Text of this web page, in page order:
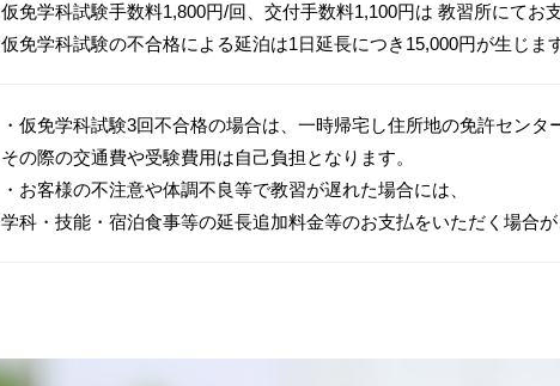
仮免学科試験手数料1,800円/回、交付手数料1,100円は 教習所にてお
仮免学科試験の不合格による延泊は1日延長につき15,000円が生じます
・仮免学科試験3回不合格の場合は、一時帰宅し住所地の免許センタ
その際の交通費や受験費用は自己負担となります。
・お客様の不注意や体調不良等で教習が遅れた場合には、
学科・技能・宿泊食事等の延長追加料金等のお支払をいただく場合が